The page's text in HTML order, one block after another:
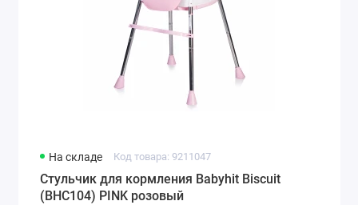
На складе Код товара: 9211047
Стульчик для кормления Babyhit Biscuit
(BHC104) PINK розовый